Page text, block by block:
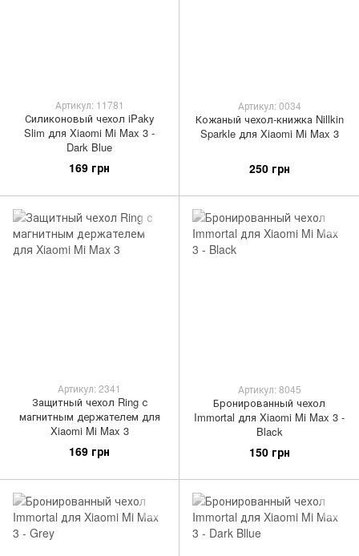
Артикул: 11781
Силиконовый чехол iPaky
Slim для Xiaomi Mi Max 3 -
Dark Blue
169 грн
Артикул: 0034
Кожаный чехол-книжка Nillkin
Sparkle для Xiaomi Mi Max 3
250 грн
Артикул: 2341
Защитный чехол Ring с
магнитным держателем для
Xiaomi Mi Max 3
169 грн
Артикул: 8045
Бронированный чехол
Immortal для Xiaomi Mi Max 3 -
Black
150 грн